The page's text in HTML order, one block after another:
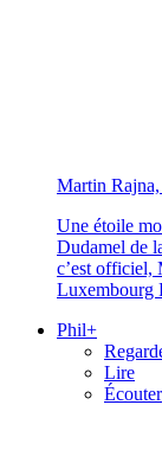
Martin
Une étoile
Dudamel de
c’est officiel,
Luxembourg
Phil+
Lire
Écouter